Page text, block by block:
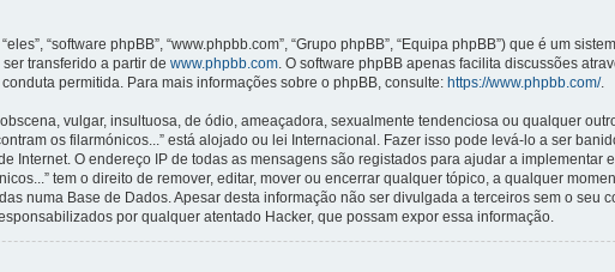
“software phpBB”, “www.phpbb.com”, “Grupo phpBB”, “Equipa phpBB”) que é um
ser transferido a partir de www.phpbb.com . O software phpBB apenas facilita discussões
permitida. Para mais informações sobre o phpBB, consulte: https://www.phpbb.com/.
vulgar, insultuosa, de ódio, ameaçadora, sexualmente tendenciosa ou qualquer
os filarmónicos...” está alojado ou lei Internacional. Fazer isso pode levá-lo a ser
Internet. O endereço IP de todas as mensagens são registados para ajudar a implementar
tem o direito de remover, editar, mover ou encerrar qualquer tópico, a qualquer
numa Base de Dados. Apesar desta informação não ser divulgada a terceiros sem o seu
por qualquer atentado Hacker, que possam expor essa informação.